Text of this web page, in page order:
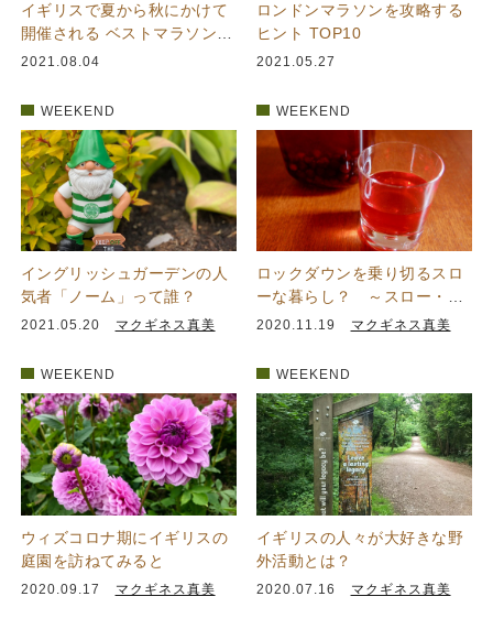
イギリスで夏から秋にかけて
開催される ベストマラソン大
会
2021.08.04
ロンドンマラソンを攻略する
ヒント TOP10
2021.05.27
WEEKEND
イングリッシュガーデンの人
気者「ノーム」って誰？
2021.05.20 マクギネス真美
WEEKEND
ロックダウンを乗り切るスロ
ーな暮らし？ ～スロー・ジ
ンのすすめ～
2020.11.19 マクギネス真美
WEEKEND
ウィズコロナ期にイギリスの
庭園を訪ねてみると
2020.09.17 マクギネス真美
WEEKEND
イギリスの人々が大好きな野
外活動とは？
2020.07.16 マクギネス真美